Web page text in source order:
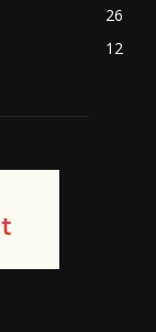
26
12